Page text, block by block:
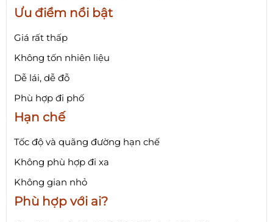
Ưu điểm nổi bật
Giá rất thấp
Không tốn nhiên liệu
Dễ lái, dễ đỗ
Phù hợp đi phố
Hạn chế
Tốc độ và quãng đường hạn chế
Không phù hợp đi xa
Không gian nhỏ
Phù hợp với ai?